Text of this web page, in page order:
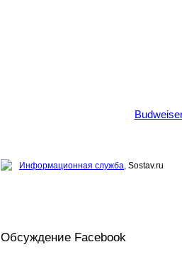
Информационная служба, Sostav.ru
Обсуждение Facebook